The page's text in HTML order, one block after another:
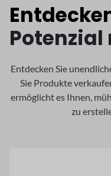
Entdecken Sie
Sie Produkte
ermöglicht es Ihnen,
zu